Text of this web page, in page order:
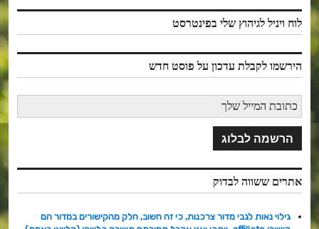
לוח ויניל לגיהוץ שלי בפינטרסט
הירשמו לקבלת עדכון על פוסט חדש
אתרים ששווה לבדוק
גילוי נאות לגבי מדור צרכנות, כי זה חשוב, חלק מהקישורים במדור הם